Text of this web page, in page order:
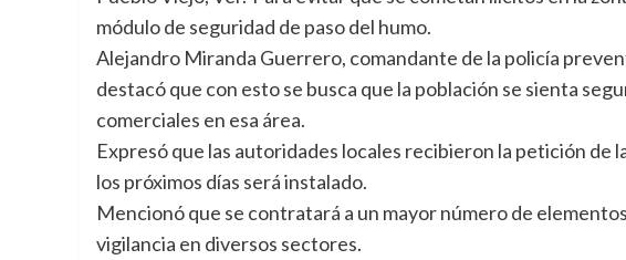
módulo de seguridad de paso del humo.
Alejandro Miranda Guerrero, comandante de la policía
destacó que con esto se busca que la población se sienta
comerciales en esa área.
Expresó que las autoridades locales recibieron la petición de
los próximos días será instalado.
Mencionó que se contratará a un mayor número de
vigilancia en diversos sectores.